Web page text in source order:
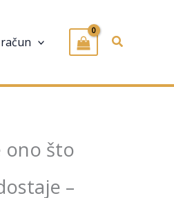
ono što
–